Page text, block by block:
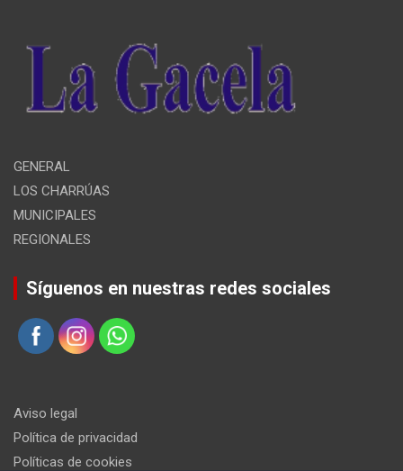
GENERAL
LOS CHARRÚAS
MUNICIPALES
REGIONALES
Síguenos en nuestras redes sociales
Aviso legal
Política de privacidad
Políticas de cookies